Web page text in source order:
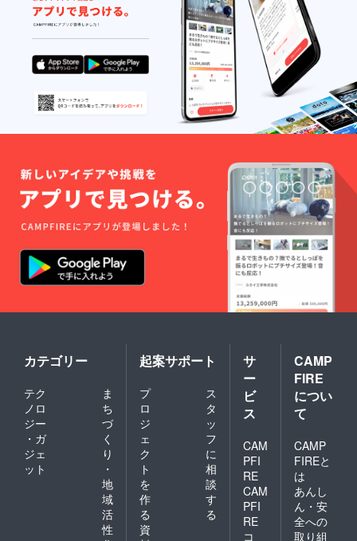
カテゴリー
テク
ノロ
ジー
・ガ
ジェ
ット
ま
ち
づ
く
り
・
地
域
活
性
起案サポート
プ
ロ
ジ
ェ
ク
ト
を
作
る
ス
タ
ッ
フ
に
相
談
す
る
資
サ
ー
ビ
ス
CAM
PFI
RE
CAM
PFI
RE
コ
CAMP
FIRE
につい
て
CAMP
FIREと
は
あんし
ん・安
全への
取り組